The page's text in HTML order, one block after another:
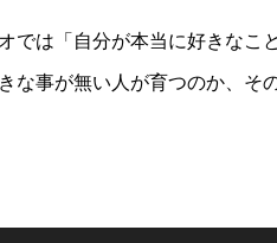
では「自分が本当に好きなこ
な事が無い人が育つのか、そ